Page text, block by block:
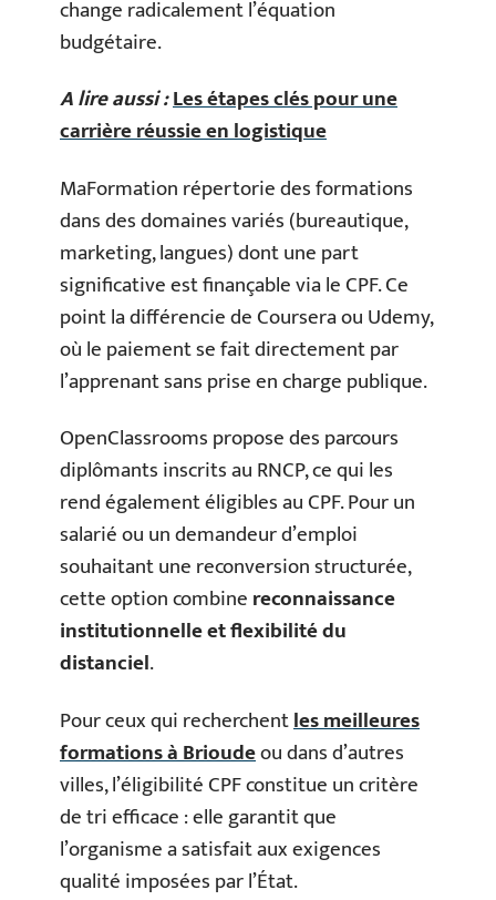
change radicalement l’équation
budgétaire.
A lire aussi :Les étapes clés pour une
carrière réussie en logistique
MaFormation répertorie des formations
dans des domaines variés (bureautique,
marketing, langues) dont une part
significative est finançable via le CPF. Ce
point la différencie de Coursera ou Udemy,
où le paiement se fait directement par
l’apprenant sans prise en charge publique.
OpenClassrooms propose des parcours
diplômants inscrits au RNCP, ce qui les
rend également éligibles au CPF. Pour un
salarié ou un demandeur d’emploi
souhaitant une reconversion structurée,
cette option combinereconnaissance
institutionnelle et flexibilité du
distanciel.
Pour ceux qui recherchentles meilleures
formations à Brioudeou dans d’autres
villes, l’éligibilité CPF constitue un critère
de tri efficace : elle garantit que
l’organisme a satisfait aux exigences
qualité imposées par l’État.